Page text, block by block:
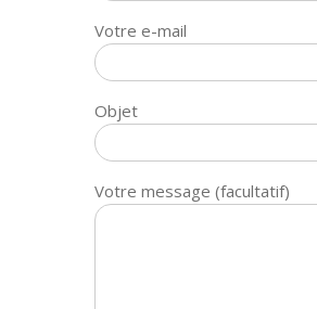
Votre e-mail
Objet
Votre message (facultatif)